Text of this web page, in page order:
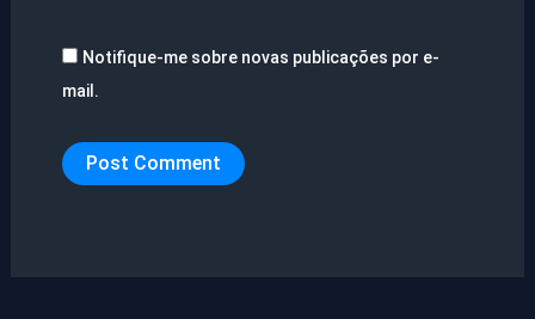
Notifique-me sobre novas publicações por e-
mail.